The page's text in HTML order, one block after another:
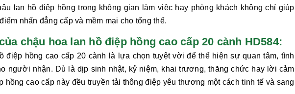
lan hồ điệp hồng trong không gian làm việc hay phòng khách không chỉ giúp
nhấn đẳng cấp và mềm mại cho tổng thể.
chậu hoa lan hồ điệp hồng cao cấp 20 cành HD584:
điệp hồng cao cấp 20 cành là lựa chọn tuyệt vời để thể hiện sự quan tâm, tình
người nhận. Dù là dịp sinh nhật, kỷ niệm, khai trương, thăng chức hay lời cảm
hồng cao cấp này đều truyền tải thông điệp yêu thương một cách tinh tế và sang